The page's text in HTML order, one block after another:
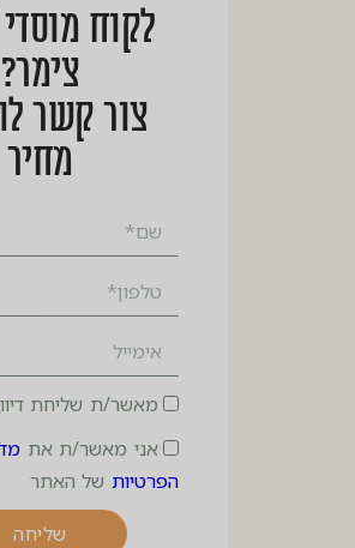
לקוח
צימר?
צור קשר
מחיר
מאשר/ת שליחת
אני מאשר/ת את
הפרטיות של האתר
שליחה